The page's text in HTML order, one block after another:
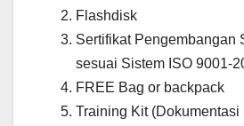
Flashdisk
Sertifikat Pengembangan
sesuai Sistem ISO 9001-
FREE Bag or backpack
Training Kit (Dokumentasi